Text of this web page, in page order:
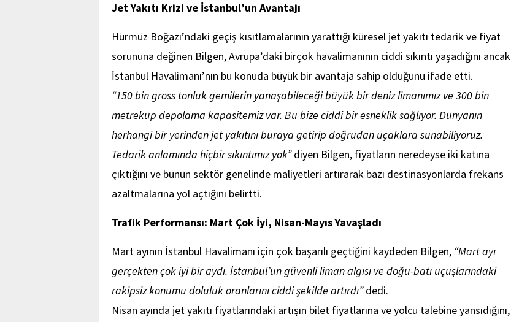
Jet Yakıtı Krizi ve İstanbul’un Avantajı
Hürmüz Boğazı’ndaki geçiş kısıtlamalarının yarattığı küresel jet yakıtı tedarik ve fiyat
sorununa değinen Bilgen, Avrupa’daki birçok havalimanının ciddi sıkıntı yaşadığını ancak
İstanbul Havalimanı’nın bu konuda büyük bir avantaja sahip olduğunu ifade etti.
“150 bin gross tonluk gemilerin yanaşabileceği büyük bir deniz limanımız ve 300 bin
metreküp depolama kapasitemiz var. Bu bize ciddi bir esneklik sağlıyor. Dünyanın
herhangi bir yerinden jet yakıtını buraya getirip doğrudan uçaklara sunabiliyoruz.
Tedarik anlamında hiçbir sıkıntımız yok”diyen Bilgen, fiyatların neredeyse iki katına
çıktığını ve bunun sektör genelinde maliyetleri artırarak bazı destinasyonlarda frekans
azaltmalarına yol açtığını belirtti.
Trafik Performansı: Mart Çok İyi, Nisan-Mayıs Yavaşladı
Mart ayının İstanbul Havalimanı için çok başarılı geçtiğini kaydeden Bilgen, “Mart ayı
gerçekten çok iyi bir aydı. İstanbul’un güvenli liman algısı ve doğu-batı uçuşlarındaki
rakipsiz konumu doluluk oranlarını ciddi şekilde artırdı”dedi.
Nisan ayında jet yakıtı fiyatlarındaki artışın bilet fiyatlarına ve yolcu talebine yansıdığını,